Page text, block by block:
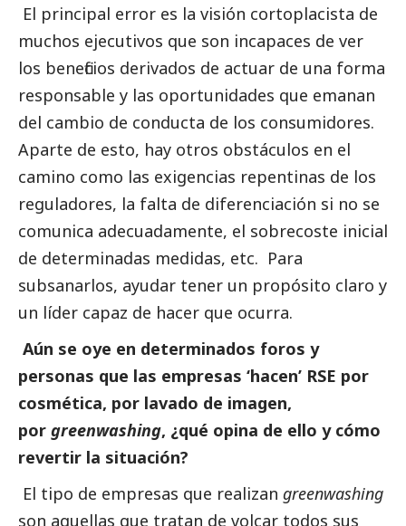
El principal error es la visión cortoplacista de
muchos ejecutivos que son incapaces de ver
los beneficios derivados de actuar de una forma
responsable y las oportunidades que emanan
del cambio de conducta de los consumidores.
Aparte de esto, hay otros obstáculos en el
camino como las exigencias repentinas de los
reguladores, la falta de diferenciación si no se
comunica adecuadamente, el sobrecoste inicial
de determinadas medidas, etc. Para
subsanarlos, ayudar tener un propósito claro y
un líder capaz de hacer que ocurra.
Aún se oye en determinados foros y
personas que las empresas ‘hacen’ RSE por
cosmética, por lavado de imagen,
por greenwashing, ¿qué opina de ello y cómo
revertir la situación?
El tipo de empresas que realizan greenwashing
son aquellas que tratan de volcar todos sus